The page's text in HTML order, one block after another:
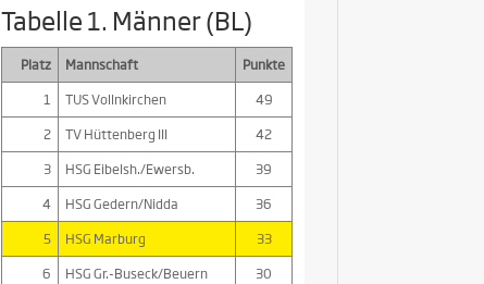
Tabelle 1. Männer (BL)
Platz Mannschaft
Punkte
1
TUS Vollnkirchen
49
2
TV Hüttenberg III
42
3
HSG Eibelsh./Ewersb.
39
4
HSG Gedern/Nidda
36
5
HSG Marburg
33
6
HSG Gr.-Buseck/Beuern
30